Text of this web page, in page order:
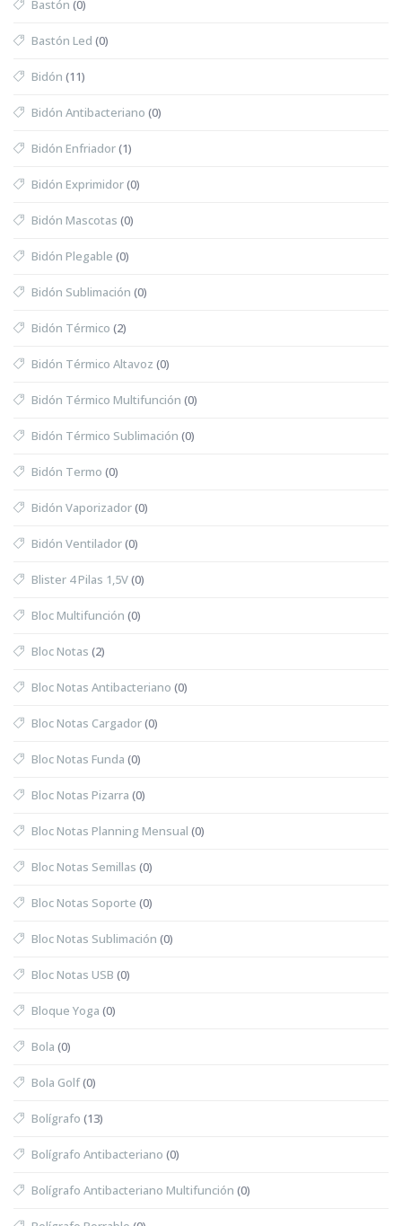
Bastón (0)
Bastón Led (0)
Bidón (11)
Bidón Antibacteriano (0)
Bidón Enfriador(1)
Bidón Exprimidor(0)
Bidón Mascotas (0)
Bidón Plegable (0)
Bidón Sublimación (0)
Bidón Térmico (2)
Bidón Térmico Altavoz (0)
Bidón Térmico Multifunción (0)
Bidón Térmico Sublimación (0)
Bidón Termo (0)
Bidón Vaporizador(0)
Bidón Ventilador(0)
Blister 4 Pilas 1,5V(0)
Bloc Multifunción (0)
Bloc Notas (2)
Bloc Notas Antibacteriano (0)
Bloc Notas Cargador(0)
Bloc Notas Funda (0)
Bloc Notas Pizarra (0)
Bloc Notas Planning Mensual (0)
Bloc Notas Semillas (0)
Bloc Notas Soporte (0)
Bloc Notas Sublimación (0)
Bloc Notas USB (0)
Bloque Yoga (0)
Bola (0)
Bola Golf(0)
Bolígrafo (13)
Bolígrafo Antibacteriano (0)
Bolígrafo Antibacteriano Multifunción (0)